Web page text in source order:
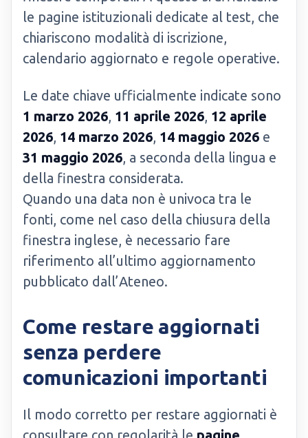
le pagine istituzionali dedicate al test, che
chiariscono modalità di iscrizione,
calendario aggiornato e regole operative.
Le date chiave ufficialmente indicate sono
1 marzo 2026, 11 aprile 2026, 12 aprile
2026, 14 marzo 2026, 14 maggio 2026 e
31 maggio 2026, a seconda della lingua e
della finestra considerata.
Quando una data non è univoca tra le
fonti, come nel caso della chiusura della
finestra inglese, è necessario fare
riferimento all’ultimo aggiornamento
pubblicato dall’Ateneo.
Come restare aggiornati
senza perdere
comunicazioni importanti
Il modo corretto per restare aggiornati è